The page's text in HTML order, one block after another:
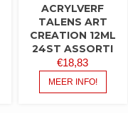
ACRYLVERF
TALENS ART
CREATION 12ML
24ST ASSORTI
€18,83
MEER INFO!